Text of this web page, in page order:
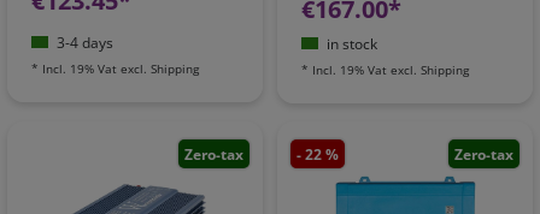
3-4 days
* Incl. 19% Vat excl. Shipping
€167.00*
in stock
* Incl. 19% Vat excl. Shipping
Zero-tax - 22 % Zero-tax